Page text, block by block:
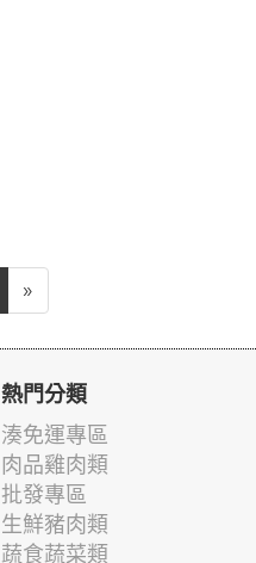
»
熱門分類
湊免運專區
肉品雞肉類
批發專區
生鮮豬肉類
蔬食蔬菜類